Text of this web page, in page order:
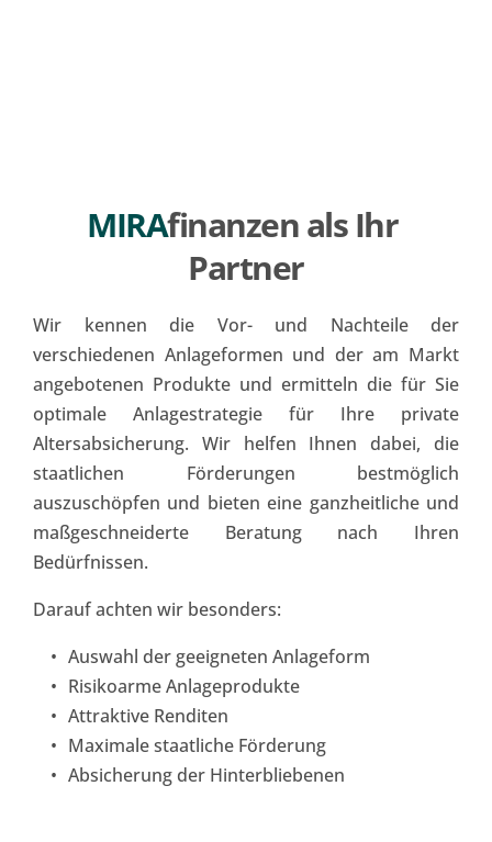
MIRAfinanzen als Ihr
Partner
Wir kennen die Vor- und Nachteile der
verschiedenen Anlageformen und der am Markt
angebotenen Produkte und ermitteln die für Sie
optimale Anlagestrategie für Ihre private
Altersabsicherung. Wir helfen Ihnen dabei, die
staatlichen Förderungen bestmöglich
auszuschöpfen und bieten eine ganzheitliche und
maßgeschneiderte Beratung nach Ihren
Bedürfnissen.
Darauf achten wir besonders:
Auswahl der geeigneten Anlageform
Risikoarme Anlageprodukte
Attraktive Renditen
Maximale staatliche Förderung
Absicherung der Hinterbliebenen